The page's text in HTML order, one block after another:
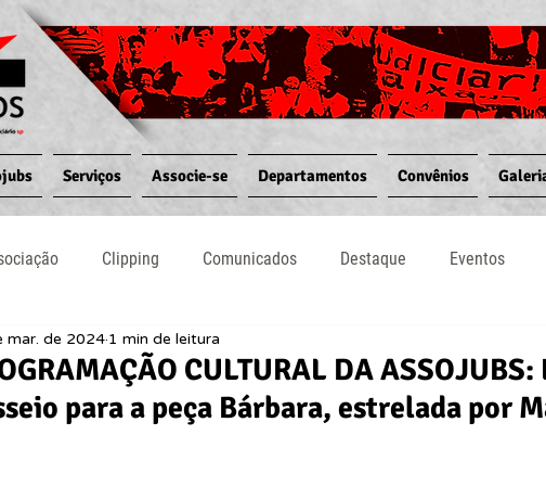
Serviços Associe-se Departamentos Convênios
Clipping Comunicados Destaque Eventos
Judiciário Notícias
CULTURAL DA
para a peça Bárbara, estrelada por
mar. de 2024 1 min de leitura